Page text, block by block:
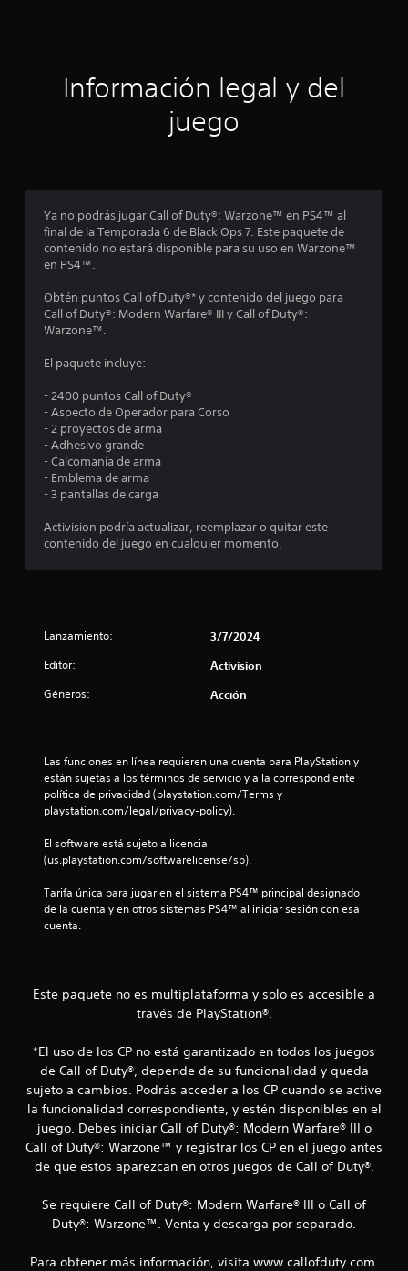
e
a
s
n
d
l
c
i
o
n
e
s
Información legal y del
juego
Ya no podrás jugar Call of Duty®: Warzone™ en PS4™ al
final de la Temporada 6 de Black Ops 7. Este paquete de
contenido no estará disponible para su uso en Warzone™
en PS4™.
Obtén puntos Call of Duty®* y contenido del juego para
Call of Duty®: Modern Warfare® III y Call of Duty®:
Warzone™.
El paquete incluye:
- 2400 puntos Call of Duty®
- Aspecto de Operador para Corso
- 2 proyectos de arma
- Adhesivo grande
- Calcomanía de arma
- Emblema de arma
- 3 pantallas de carga
Activision podría actualizar, reemplazar o quitar este
contenido del juego en cualquier momento.
Lanzamiento: 3/7/2024
Editor: Activision
Géneros: Acción
Las funciones en línea requieren una cuenta para PlayStation y
están sujetas a los términos de servicio y a la correspondiente
política de privacidad (playstation.com/Terms y
playstation.com/legal/privacy-policy).
El software está sujeto a licencia
(us.playstation.com/softwarelicense/sp).
Tarifa única para jugar en el sistema PS4™ principal designado
de la cuenta y en otros sistemas PS4™ al iniciar sesión con esa
cuenta.
Este paquete no es multiplataforma y solo es accesible a
través de PlayStation®.
*El uso de los CP no está garantizado en todos los juegos
de Call of Duty®, depende de su funcionalidad y queda
sujeto a cambios. Podrás acceder a los CP cuando se active
la funcionalidad correspondiente, y estén disponibles en el
juego. Debes iniciar Call of Duty®: Modern Warfare® III o
Call of Duty®: Warzone™ y registrar los CP en el juego antes
de que estos aparezcan en otros juegos de Call of Duty®.
Se requiere Call of Duty®: Modern Warfare® III o Call of
Duty®: Warzone™. Venta y descarga por separado.
Para obtener más información, visita www.callofduty.com.